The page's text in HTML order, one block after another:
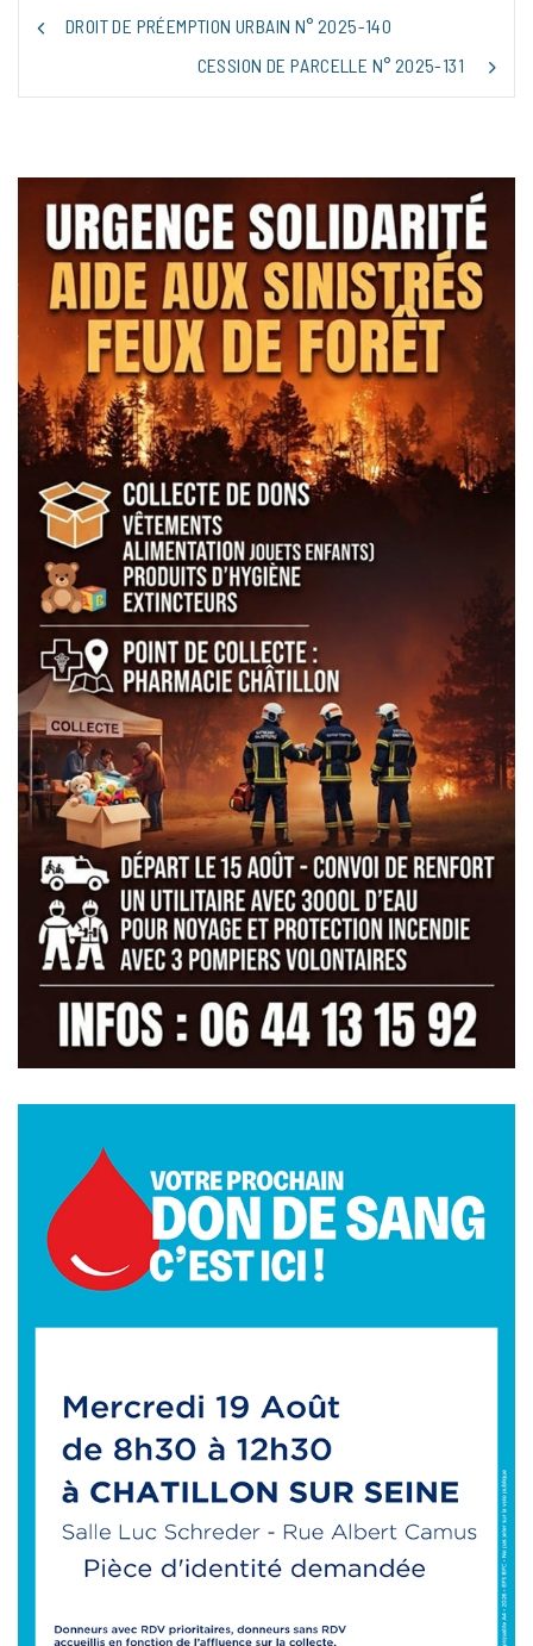
NAVIGATION
DE
DROIT DE PRÉEMPTION URBAIN N° 2025-140
CESSION DE PARCELLE N° 2025-131